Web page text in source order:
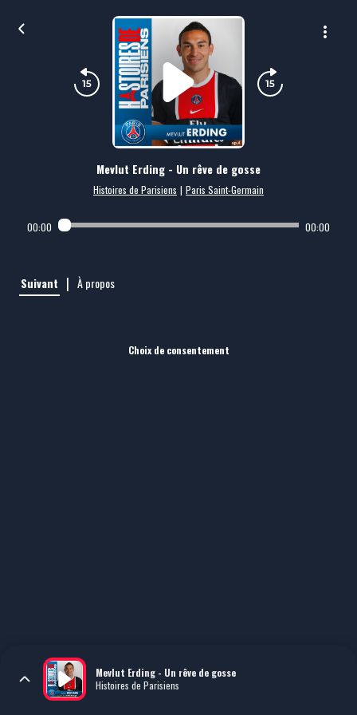
Mevlut Erding - Un rêve de gosse
Histoires de Parisiens | Paris Saint-Germain
00:00 00:00
Suivant | À propos
Choix de consentement
Mevlut Erding - Un rêve de gosse
Histoires de Parisiens